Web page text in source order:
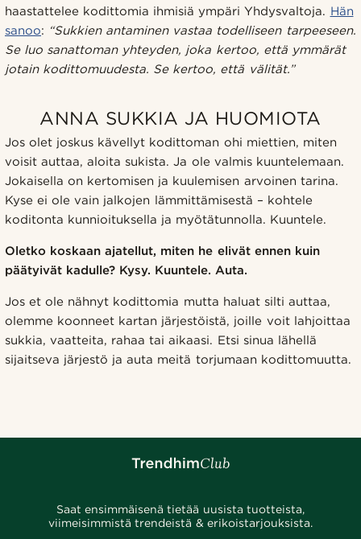
haastattelee kodittomia ihmisiä ympäri Yhdysvaltoja. Hän
sanoo: “Sukkien antaminen vastaa todelliseen tarpeeseen.
Se luo sanattoman yhteyden, joka kertoo, että ymmärät
jotain kodittomuudesta. Se kertoo, että välität.”
ANNA SUKKIA JA HUOMIOTA
Jos olet joskus kävellyt kodittoman ohi miettien, miten
voisit auttaa, aloita sukista. Ja ole valmis kuuntelemaan.
Jokaisella on kertomisen ja kuulemisen arvoinen tarina.
Kyse ei ole vain jalkojen lämmittämisestä – kohtele
koditonta kunnioituksella ja myötätunnolla. Kuuntele.
Oletko koskaan ajatellut, miten he elivät ennen kuin
päätyivät kadulle? Kysy. Kuuntele. Auta.
Jos et ole nähnyt kodittomia mutta haluat silti auttaa,
olemme koonneet kartan järjestöistä, joille voit lahjoittaa
sukkia, vaatteita, rahaa tai aikaasi. Etsi sinua lähellä
sijaitseva järjestö ja auta meitä torjumaan kodittomuutta.
Saat ensimmäisenä tietää uusista tuotteista,
viimeisimmistä trendeistä & erikoistarjouksista.